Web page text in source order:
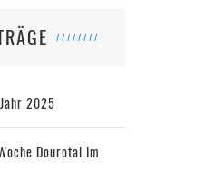
2025
Dourotal Im